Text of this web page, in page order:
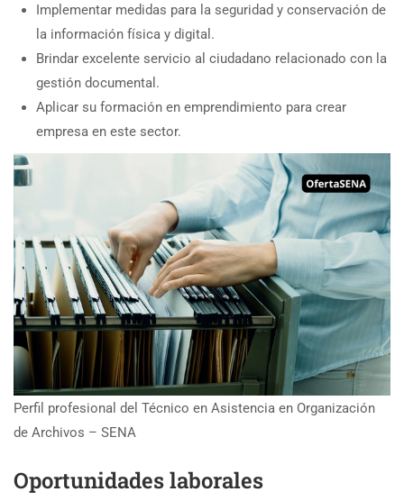
Implementar medidas para la seguridad y conservación de
la información física y digital.
Brindar excelente servicio al ciudadano relacionado con la
gestión documental.
Aplicar su formación en emprendimiento para crear
empresa en este sector.
Perfil profesional del Técnico en Asistencia en Organización
de Archivos – SENA
Oportunidades laborales